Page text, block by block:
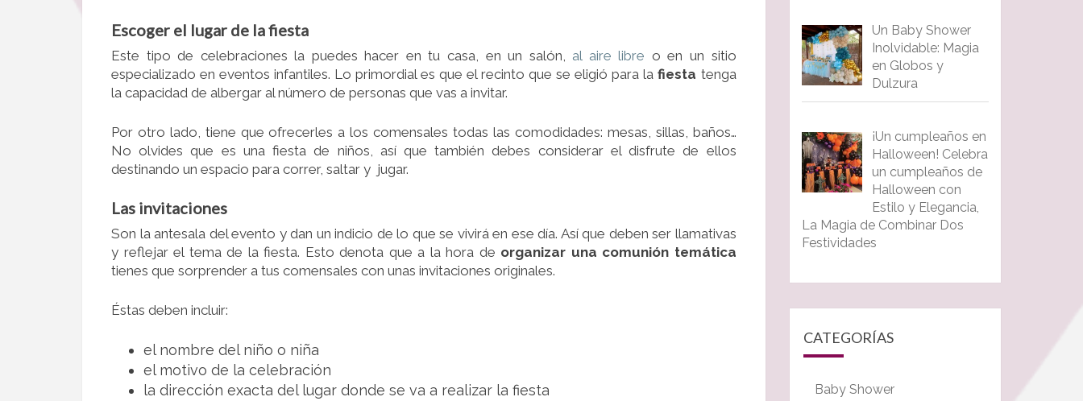
Escoger el lugar de la fiesta
Este tipo de celebraciones la puedes hacer en tu casa, en un salón, al aire libre o en un sitio
especializado en eventos infantiles. Lo primordial es que el recinto que se eligió para lafiesta tenga
la capacidad de albergar al número de personas que vas a invitar.
Por otro lado, tiene que ofrecerles a los comensales todas las comodidades: mesas, sillas, baños…
No olvides que es una fiesta de niños, así que también debes considerar el disfrute de ellos
destinando un espacio para correr, saltar y jugar.
Las invitaciones
Son la antesala del evento y dan un indicio de lo que se vivirá en ese día. Así que deben ser llamativas
y reflejar el tema de la fiesta. Esto denota que a la hora de organizar una comunión temática
tienes que sorprender a tus comensales con unas invitaciones originales.
Éstas deben incluir:
el nombre del niño o niña
el motivo de la celebración
la dirección exacta del lugar donde se va a realizar la fiesta
Un Baby Shower
Inolvidable: Magia
en Globos y
Dulzura
¡Un cumpleaños en
Halloween! Celebra
un cumpleaños de
Halloween con
Estilo y Elegancia,
La Magia de Combinar Dos
Festividades
CATEGORÍAS
Baby Shower